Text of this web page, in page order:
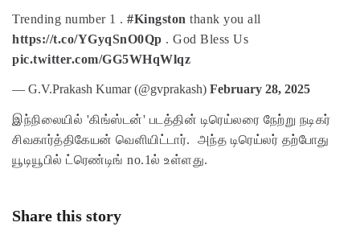
Trending number 1 . #Kingston thank you all
https://t.co/YGyqSnO0Qp . God Bless Us
pic.twitter.com/GG5WHqWlqz
— G.V.Prakash Kumar (@gvprakash) February 28, 2025
இந்நிலையில் 'கிங்ஸ்டன்' படத்தின் டிரெய்லரை நேற்று நடிகர்
சிவகார்த்திகேயன் வெளியிட்டார். அந்த டிரெய்லர் தற்போது
யூடியூபில் ட்ரெண்டிங் no.1ல் உள்ளது.
Share this story